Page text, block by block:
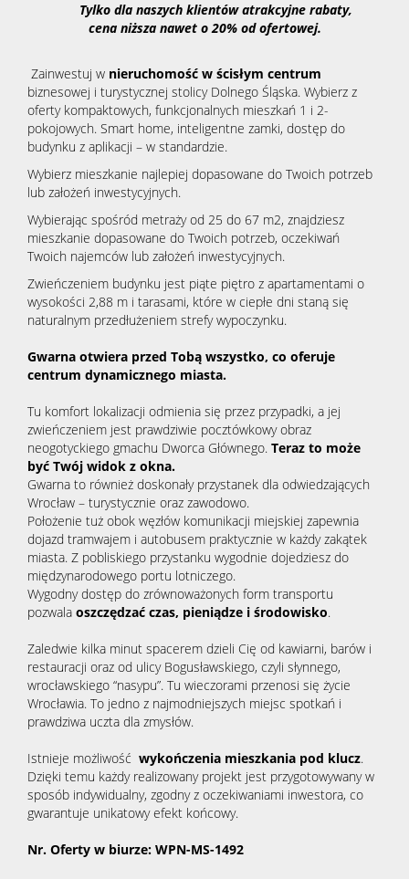
Tylko dla naszych klientów atrakcyjne rabaty,
cena niższa nawet o 20% od ofertowej.
Zainwestuj w nieruchomość w ścisłym centrum
biznesowej i turystycznej stolicy Dolnego Śląska. Wybierz z
oferty kompaktowych, funkcjonalnych mieszkań 1 i 2-
pokojowych. Smart home, inteligentne zamki, dostęp do
budynku z aplikacji – w standardzie.
Wybierz mieszkanie najlepiej dopasowane do Twoich potrzeb
lub założeń inwestycyjnych.
Wybierając spośród metraży od 25 do 67 m2, znajdziesz
mieszkanie dopasowane do Twoich potrzeb, oczekiwań
Twoich najemców lub założeń inwestycyjnych.
Zwieńczeniem budynku jest piąte piętro z apartamentami o
wysokości 2,88 m i tarasami, które w ciepłe dni staną się
naturalnym przedłużeniem strefy wypoczynku.
Gwarna otwiera przed Tobą wszystko, co oferuje
centrum dynamicznego miasta.
Tu komfort lokalizacji odmienia się przez przypadki, a jej
zwieńczeniem jest prawdziwie pocztówkowy obraz
neogotyckiego gmachu Dworca Głównego. Teraz to może
być Twój widok z okna.
Gwarna to również doskonały przystanek dla odwiedzających
Wrocław – turystycznie oraz zawodowo.
Położenie tuż obok węzłów komunikacji miejskiej zapewnia
dojazd tramwajem i autobusem praktycznie w każdy zakątek
miasta. Z pobliskiego przystanku wygodnie dojedziesz do
międzynarodowego portu lotniczego.
Wygodny dostęp do zrównoważonych form transportu
pozwala oszczędzać czas, pieniądze i środowisko.
Zaledwie kilka minut spacerem dzieli Cię od kawiarni, barów i
restauracji oraz od ulicy Bogusławskiego, czyli słynnego,
wrocławskiego “nasypu”. Tu wieczorami przenosi się życie
Wrocławia. To jedno z najmodniejszych miejsc spotkań i
prawdziwa uczta dla zmysłów.
Istnieje możliwość wykończenia mieszkania pod klucz.
Dzięki temu każdy realizowany projekt jest przygotowywany w
sposób indywidualny, zgodny z oczekiwaniami inwestora, co
gwarantuje unikatowy efekt końcowy.
Nr. Oferty w biurze: WPN-MS-1492